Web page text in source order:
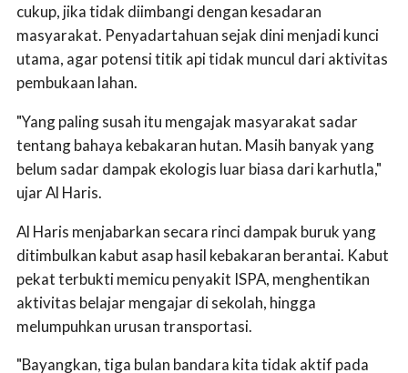
cukup, jika tidak diimbangi dengan kesadaran
masyarakat. Penyadartahuan sejak dini menjadi kunci
utama, agar potensi titik api tidak muncul dari aktivitas
pembukaan lahan.
"Yang paling susah itu mengajak masyarakat sadar
tentang bahaya kebakaran hutan. Masih banyak yang
belum sadar dampak ekologis luar biasa dari karhutla,"
ujar Al Haris.
Al Haris menjabarkan secara rinci dampak buruk yang
ditimbulkan kabut asap hasil kebakaran berantai. Kabut
pekat terbukti memicu penyakit ISPA, menghentikan
aktivitas belajar mengajar di sekolah, hingga
melumpuhkan urusan transportasi.
"Bayangkan, tiga bulan bandara kita tidak aktif pada